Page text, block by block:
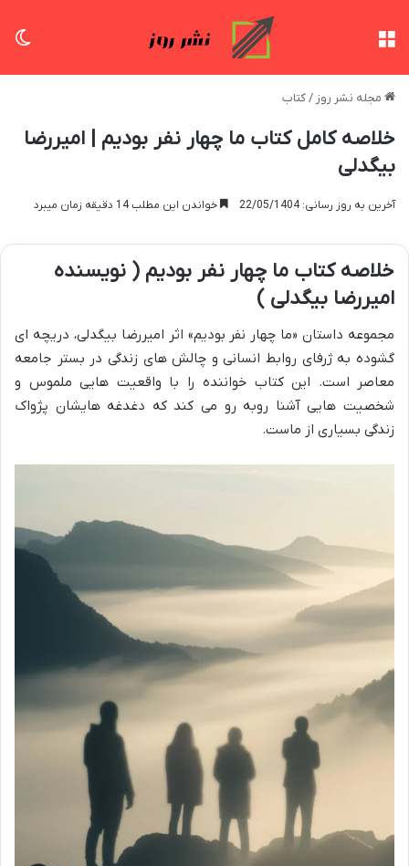
مجله نشر روز /کتاب
خلاصه کامل کتاب ما چهار نفر بودیم | امیررضا
بیگدلی
آخرین به روز رسانی: 22/05/1404 خواندن این مطلب 14 دقیقه زمان میبرد
خلاصه کتاب ما چهار نفر بودیم ( نویسنده
امیررضا بیگدلی )
مجموعه داستان «ما چهار نفر بودیم» اثر امیررضا بیگدلی، دریچه ای
گشوده به ژرفای روابط انسانی و چالش های زندگی در بستر جامعه
معاصر است. این کتاب خواننده را با واقعیت هایی ملموس و
شخصیت هایی آشنا روبه رو می کند که دغدغه هایشان پژواک
زندگی بسیاری از ماست.